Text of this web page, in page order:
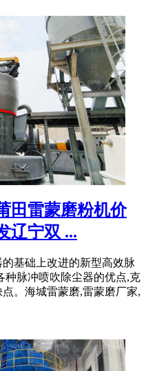
田雷蒙磨粉机价
辽宁双 ...
基础上改进的新型高效脉
种脉冲喷吹除尘器的优点,克
。海城雷蒙磨,雷蒙磨厂家,